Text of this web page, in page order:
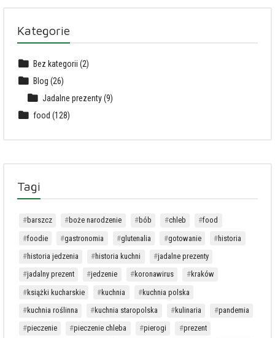
Kategorie
Bez kategorii (2)
Blog (26)
Jadalne prezenty(9)
food (128)
Tagi
barszcz boże narodzenie bób chleb
food
foodie
gastronomia glutenalia gotowanie
historia
historia jedzenia
historia kuchni
jadalne prezenty
jadalny prezent
jedzenie koronawirus
kraków
książki kucharskie
kuchnia
kuchnia polska
kuchnia roślinna
kuchnia staropolska kulinaria
pandemia
pieczenie
pieczenie chleba pierogi
prezent